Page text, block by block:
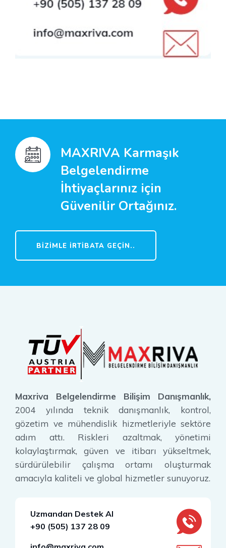
MAXRIVA Karmaşık
Belgelendirme
İhtiyaçlarınız için
Güvenilir Ortağınız.
BIZIMLE İRTIBATA GEÇIN..
Maxriva Belgelendirme Bilişim Danışmanlık,
2004 yılında teknik danışmanlık, kontrol,
gözetim ve mühendislik hizmetleriyle sektöre
adım attı. Riskleri azaltmak, yönetimi
kolaylaştırmak, güven ve itibarı yükseltmek,
sürdürülebilir çalışma ortamı oluşturmak
amacıyla kaliteli ve global hizmetler sunuyoruz.
Uzmandan Destek Al
+90 (505) 137 28 09